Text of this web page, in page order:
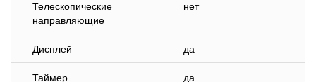
Телескопические
направляющие
нет
Дисплей да
Таймер да